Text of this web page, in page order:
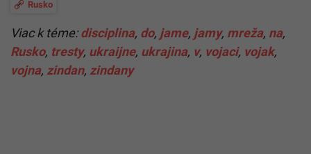
Rusko
Viac k téme:disciplina, do, jame, jamy, mreža, na,
Rusko, tresty, ukraijne, ukrajina, v, vojaci, vojak,
vojna, zindan, zindany